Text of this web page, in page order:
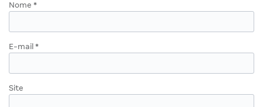
Nome *
E-mail *
Site